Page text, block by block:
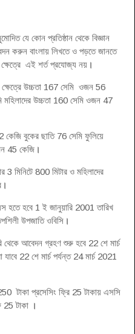
যে কোন প্রতিষ্ঠান থেকে বিজ্ঞান
করুন বাংলায় লিখতে ও পড়তে জানতে
ক্ষেত্রে এই শর্ত প্রযোজ্য নয় ।
ক্ষেত্রে উচ্চতা 167 সেমি ওজন 56
মহিলাদের উচ্চতা 160 সেমি ওজন 47
বুকের ছাতি 76 সেমি ফুলিয়ে
45 কেজি ।
3 মিনিটে 800 মিটার ও মহিলাদের
।
হতে হবে 1 ই জানুয়ারি 2001 তারিখ
উপজাতি ওবিসি ।
আবেদন গ্রহণ শুরু হবে 22 শে মার্চ
22 শে মার্চ পর্যন্ত 24 মার্চ 2021
টাকা প্রসেসিং ফ্রি 25 টাকায় এসসি
25 টাকা ।